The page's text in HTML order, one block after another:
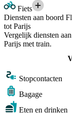
Fiets
Diensten aan boord
tot Parijs
Vergelijk diensten
Parijs met train.
Stopcontacten
Bagage
Eten en drinken